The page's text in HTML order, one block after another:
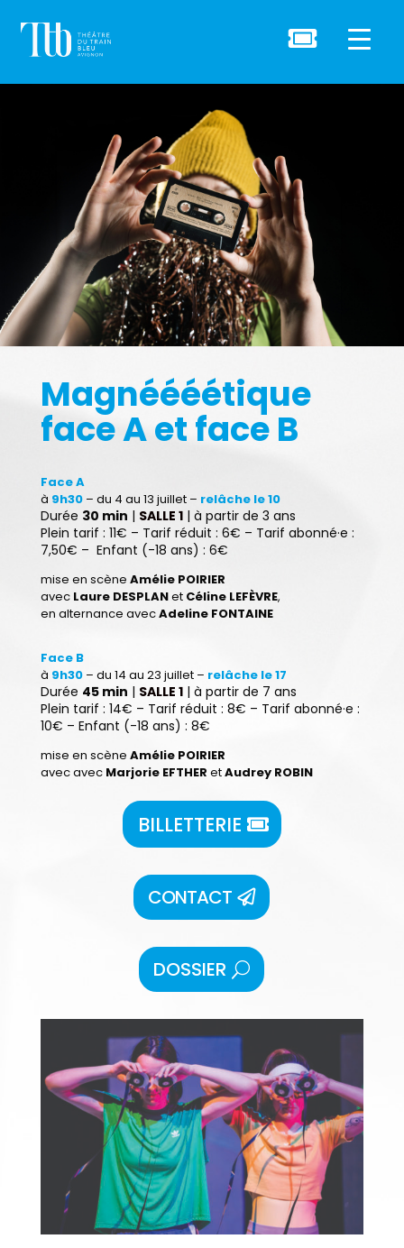

Magnéééétique
face A et face B
Face A
à 9h30– du 4 au 13 juillet – relâche le 10
Durée 30 min | SALLE 1| à partir de 3 ans
Plein tarif : 11€ – Tarif réduit : 6€ – Tarif abonné·e :
7,50€ – Enfant (-18 ans) : 6€
mise en scène Amélie POIRIER
avec Laure DESPLANet Céline LEFÈVRE,
en alternance avecAdeline FONTAINE
Face B
à 9h30– du 14 au 23 juillet – relâche le 17
Durée 45 min | SALLE 1| à partir de 7 ans
Plein tarif : 14€ – Tarif réduit : 8€ – Tarif abonné·e :
10€ – Enfant (-18 ans) : 8€
mise en scène Amélie POIRIER
avec avec Marjorie EFTHER etAudrey ROBIN
BILLETTERIE
CONTACT
DOSSIER